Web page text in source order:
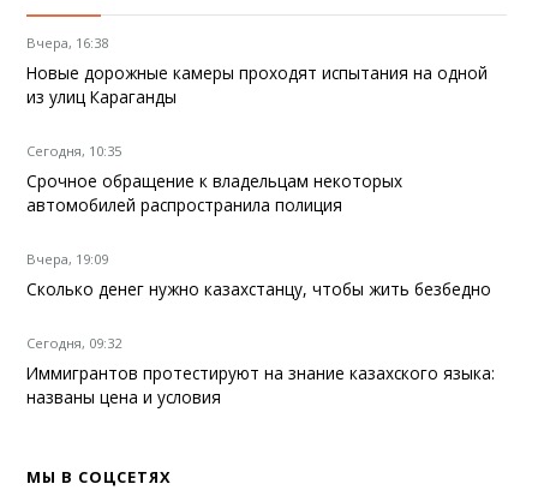
Вчера, 16:38
Новые дорожные камеры проходят испытания на одной
из улиц Караганды
Сегодня, 10:35
Срочное обращение к владельцам некоторых
автомобилей распространила полиция
Вчера, 19:09
Сколько денег нужно казахстанцу, чтобы жить безбедно
Сегодня, 09:32
Иммигрантов протестируют на знание казахского языка:
названы цена и условия
МЫ В СОЦСЕТЯХ